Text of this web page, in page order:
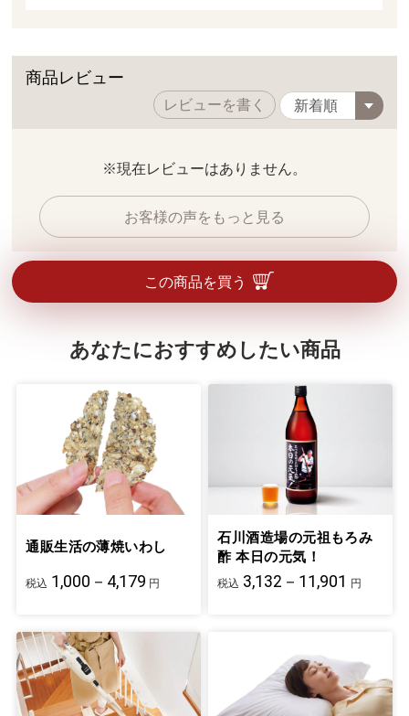
商品レビュー
レビューを書く
※現在レビューはありません。
お客様の声をもっと見る
この商品を買う
あなたにおすすめしたい商品
通販生活の薄焼いわし
税込 1,000－4,179 円
石川酒造場の元祖もろみ
酢 本日の元気！
税込 3,132－11,901 円